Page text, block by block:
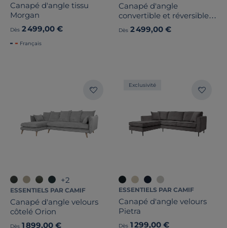
Canapé d'angle tissu
Morgan
Dès 2 499,00 €
Français
Canapé d'angle
convertible et réversible
tissu recyclé déhoussable
Arthur
Dès 2 499,00 €
+2
ESSENTIELS PAR CAMIF
Canapé d'angle velours
côtelé Orion
Dès 1 899,00 €
Exclusivité
ESSENTIELS PAR CAMIF
Canapé d'angle velours
Pietra
Dès 1 299,00 €